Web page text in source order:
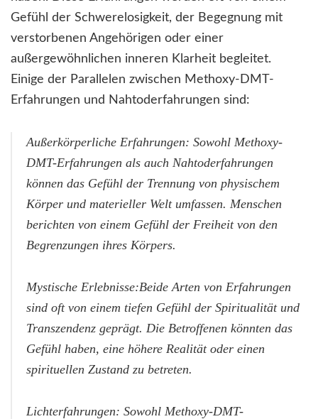
Gefühl der Schwerelosigkeit, der Begegnung mit
verstorbenen Angehörigen oder einer
außergewöhnlichen inneren Klarheit begleitet.
Einige der Parallelen zwischen Methoxy-DMT-
Erfahrungen und Nahtoderfahrungen sind:
Außerkörperliche Erfahrungen: Sowohl Methoxy-
DMT-Erfahrungen als auch Nahtoderfahrungen
können das Gefühl der Trennung von physischem
Körper und materieller Welt umfassen. Menschen
berichten von einem Gefühl der Freiheit von den
Begrenzungen ihres Körpers.
Mystische Erlebnisse:Beide Arten von Erfahrungen
sind oft von einem tiefen Gefühl der Spiritualität und
Transzendenz geprägt. Die Betroffenen könnten das
Gefühl haben, eine höhere Realität oder einen
spirituellen Zustand zu betreten.
Lichterfahrungen: Sowohl Methoxy-DMT-